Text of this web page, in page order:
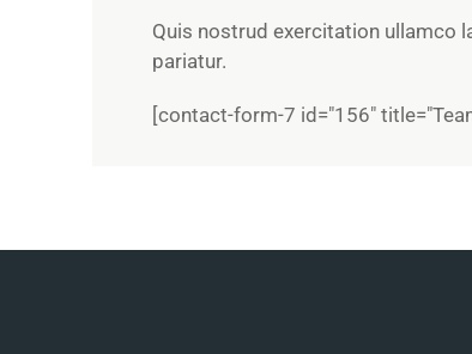
Quis nostrud exercitation ullamco
pariatur.
[contact-form-7 id="156"